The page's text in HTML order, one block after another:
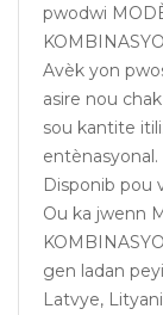
pwodwi
Avèk yon
asire nou
sou kantite
entènasyonal.
Disponib pou
Ou ka jwenn
gen ladan
Latvye,